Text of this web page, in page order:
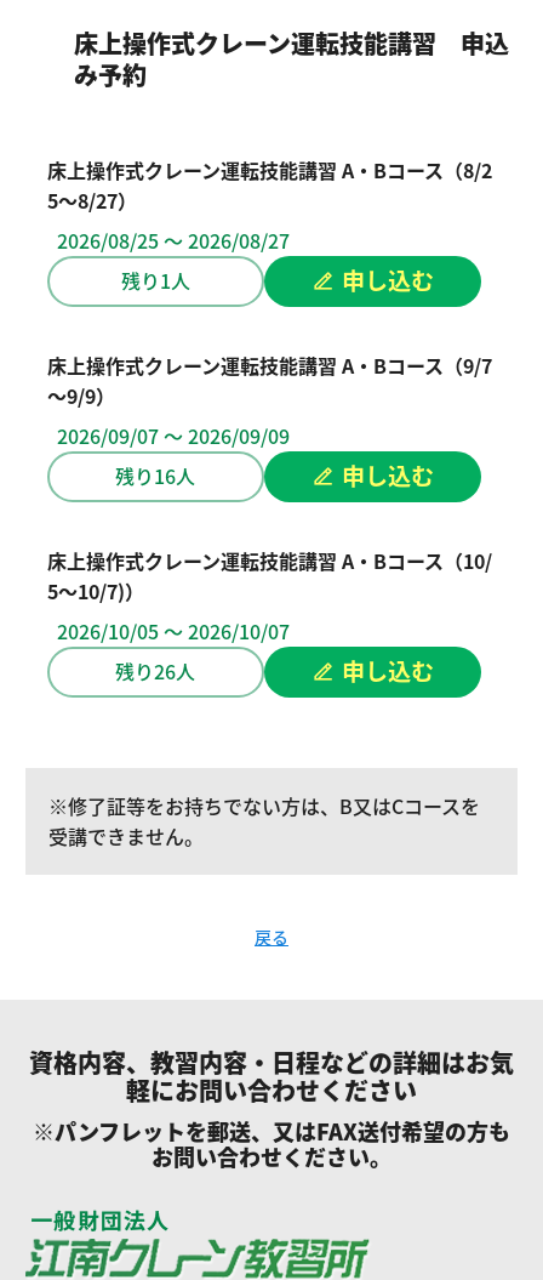
床上操作式クレーン運転技能講習 申込
み予約
床上操作式クレーン運転技能講習 A・Bコース（8/2
5～8/27）
2026/08/25 ～ 2026/08/27
残り1人
申し込む
床上操作式クレーン運転技能講習 A・Bコース（9/7
～9/9）
2026/09/07 ～ 2026/09/09
残り16人
申し込む
床上操作式クレーン運転技能講習 A・Bコース（10/
5～10/7)）
2026/10/05 ～ 2026/10/07
残り26人
申し込む
※修了証等をお持ちでない方は、B又はCコースを
受講できません。
戻る
資格内容、教習内容・日程などの詳細はお気
軽にお問い合わせください
※パンフレットを郵送、又はFAX送付希望の方も
お問い合わせください。